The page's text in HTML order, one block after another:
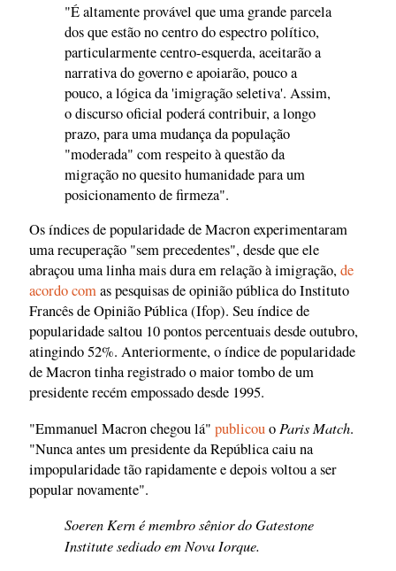
"É altamente provável que uma grande parcela
dos que estão no centro do espectro político,
particularmente centro-esquerda, aceitarão a
narrativa do governo e apoiarão, pouco a
pouco, a lógica da 'imigração seletiva'. Assim,
o discurso oficial poderá contribuir, a longo
prazo, para uma mudança da população
"moderada" com respeito à questão da
migração no quesito humanidade para um
posicionamento de firmeza".
Os índices de popularidade de Macron experimentaram
uma recuperação "sem precedentes", desde que ele
abraçou uma linha mais dura em relação à imigração,de
acordo comas pesquisas de opinião pública do Instituto
Francês de Opinião Pública (Ifop). Seu índice de
popularidade saltou 10 pontos percentuais desde outubro,
atingindo 52%. Anteriormente, o índice de popularidade
de Macron tinha registrado o maior tombo de um
presidente recém empossado desde 1995.
"Emmanuel Macron chegou lá" publicouo Paris Match.
"Nunca antes um presidente da República caiu na
impopularidade tão rapidamente e depois voltou a ser
popular novamente".
Soeren Kern é membro sênior do Gatestone
Institute sediado em Nova Iorque.